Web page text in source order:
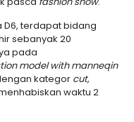
D6, terdapat bidang
sebanyak 20
pada
model with manneqin
kategor cut,
waktu 2